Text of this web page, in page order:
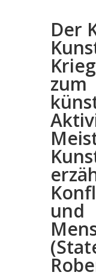
Der
zum
und